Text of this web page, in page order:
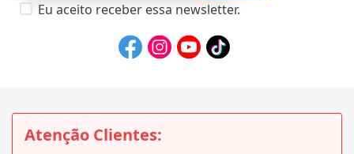
Eu aceito receber essa newsletter.
Atenção Clientes: